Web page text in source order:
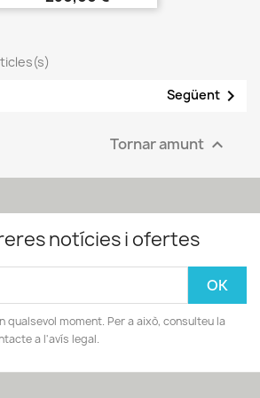
Següent 
Tornar amunt 
notícies i ofertes
qualsevol moment. Per a això, consulteu la
a l'avís legal.